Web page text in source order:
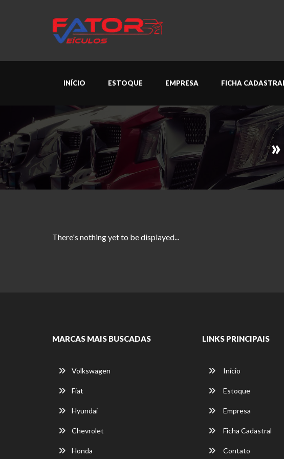
INÍCIO ESTOQUE EMPRESA FICHA
There's nothing yet to be displayed...
MARCAS MAIS BUSCADAS
Volkswagen
Fiat
Hyundai
Chevrolet
Honda
LINKS PRINCIPAIS
Início
Estoque
Empresa
Ficha Cadastral
Contato